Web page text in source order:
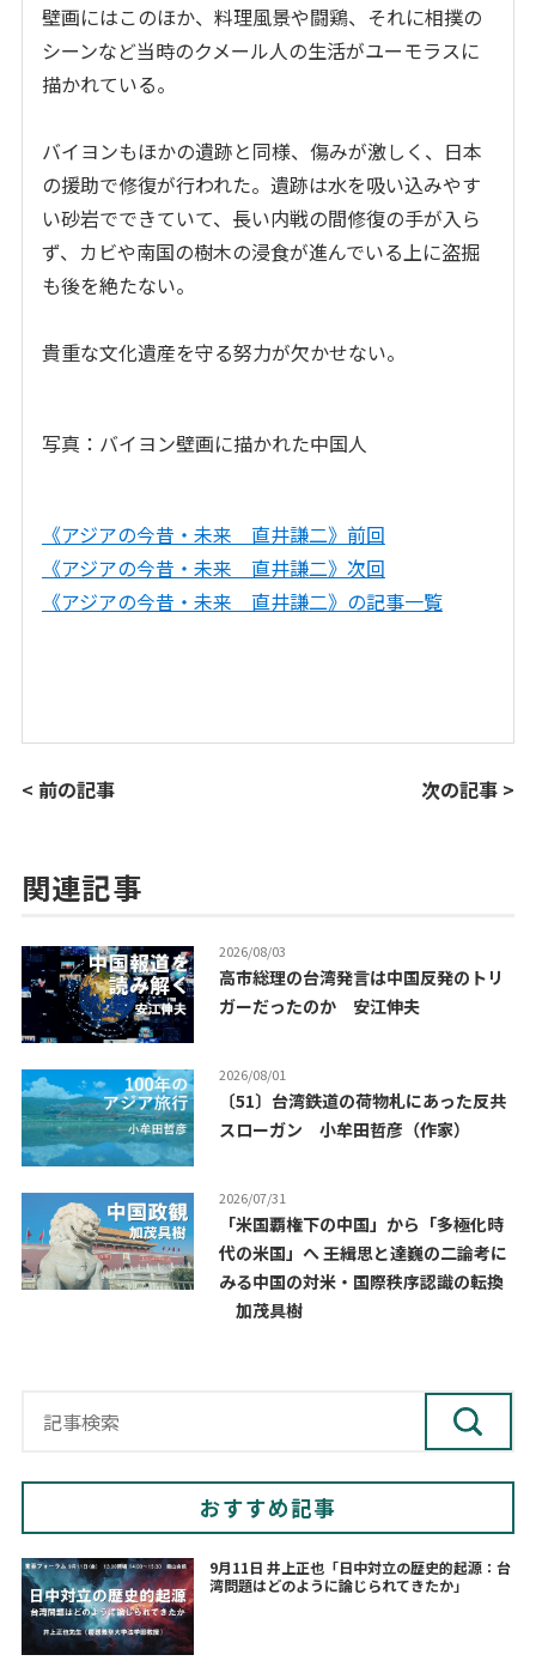
壁画にはこのほか、料理風景や闘鶏、それに相撲の
シーンなど当時のクメール人の生活がユーモラスに
描かれている。
バイヨンもほかの遺跡と同様、傷みが激しく、日本
の援助で修復が行われた。遺跡は水を吸い込みやす
い砂岩でできていて、長い内戦の間修復の手が入ら
ず、カビや南国の樹木の浸食が進んでいる上に盗掘
も後を絶たない。
貴重な文化遺産を守る努力が欠かせない。
写真：バイヨン壁画に描かれた中国人
《アジアの今昔・未来 直井謙二》前回
《アジアの今昔・未来 直井謙二》次回
《アジアの今昔・未来 直井謙二》の記事一覧
< 前の記事 次の記事 >
関連記事
2026/08/03
高市総理の台湾発言は中国反発のトリ
ガーだったのか 安江伸夫
2026/08/01
〔51〕台湾鉄道の荷物札にあった反共
スローガン 小牟田哲彦（作家）
2026/07/31
「米国覇権下の中国」から「多極化時
代の米国」へ ――王緝思と達巍の二論考に
みる中国の対米・国際秩序認識の転換
加茂具樹
おすすめ記事
9月11日 井上正也「日中対立の歴史的起源：台
湾問題はどのように論じられてきたか」